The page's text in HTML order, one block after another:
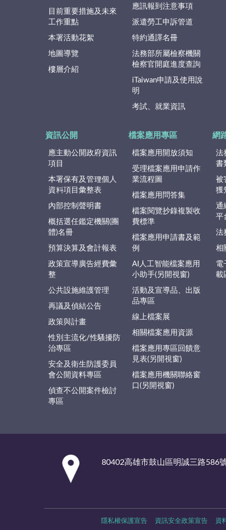
目前重要措施及未來
工作重點
本署活動花絮
地圖導覽
樓層介紹
應訊報到注意事項
派遣勞工申訴管道
特約通譯名冊
法務部所屬檢察機關
檢察官開庭進度查詢
iTaiwan申請及使用說
明
考試、就業資訊
資訊公開
應主動公開政府資訊
項目
本署保有及管理個人
資料項目彙整表
內部控制聲明書
概括選任鑑定機關(團
體)名冊
預算決算及會計報表
政策宣導廣告經費彙
整
公共設施維護管理
再議及偵結公告
政策與計畫
性別主流化/性騷擾防
治專區
安全及衛生防護委員
會公開資料專區
偵查不公開案件檢討
專區
檔案應用專區
檔案應用開放須知
受理檔案應用申請作
業流程圖
檔案應用問答集
檔案閱覽抄錄複製收
費標準
檔案應用申請書及範
例
AI人工智能檔案應用
小助手(另開視窗)
活動及宣導品、出版
品專區
線上檔案展
相關檔案應用資源
檔案應用專區回饋意
見表(另開視窗)
檔案應用機關聯絡窗
口(另開視窗)
網
法
書
被
獲
通
平
法
相
電
載
80402高雄市鼓山區明誠三路586
隱私權保護宣告 資訊安全政策宣告 資